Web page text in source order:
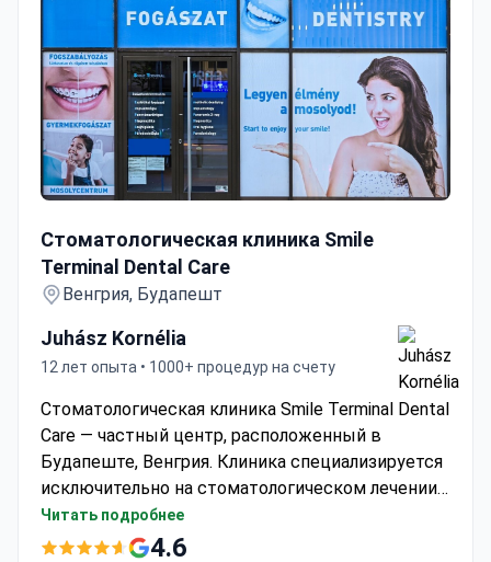
Клиника по Кюретаж с самым высоким
рейтингом
Стоматологическая клиника Smile
Terminal Dental Care
Венгрия, Будапешт
Juhász Kornélia
12 лет опыта • 1000+ процедур на счету
Стоматологическая клиника Smile Terminal Dental
Care — частный центр, расположенный в
Будапеште, Венгрия. Клиника специализируется
исключительно на стоматологическом лечении